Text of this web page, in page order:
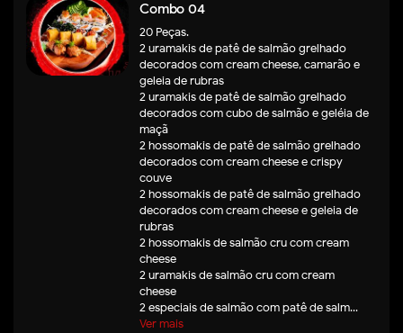
remove
Combo 04
20 Peças.
2 uramakis de patê de salmão grelhado
decorados com cream cheese, camarão e
geleia de rubras
2 uramakis de patê de salmão grelhado
decorados com cubo de salmão e geléia de
maçã
2 hossomakis de patê de salmão grelhado
decorados com cream cheese e crispy
couve
2 hossomakis de patê de salmão grelhado
decorados com cream cheese e geleia de
rubras
2 hossomakis de salmão cru com cream
cheese
2 uramakis de salmão cru com cream
cheese
2 especiais de salmão com patê de salm...
Ver mais